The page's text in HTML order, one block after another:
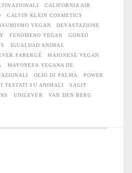
CALIFORNIA AIR
CALVIN KLEIN COSMETICS
VEGAN
DEVASTAZIONE
FENOMENO VEGAN
GONXO
IGUALDAD ANIMAL
FABERGÈ
MAIONESE VEGAN
MAYONESA VEGANA DE
OLIO DI PALMA
POWER
TESTATI SU ANIMALI
SAGIT
UNILEVER
VAN DEN BERG